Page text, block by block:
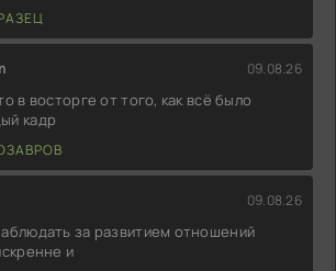
09.08.26
в восторге от того, как всё было
кадр
09.08.26
за развитием отношений
и